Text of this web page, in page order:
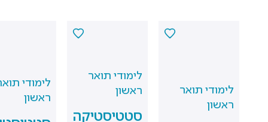
לימודי תואר
ראשון
לימודי תואר
ראשון
סטטיסטיקה
לימודי תואר
ראשון